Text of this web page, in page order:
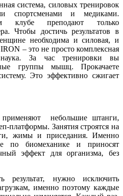
система, силовых тренировок
спортсменами и медиками.
преподают только
Чтобы достичь результатов в
необходима и силовая, и
– это не просто комплексная
За час тренировки вы
группы мышц. Прокачаете
Это эффективно сжигает
небольшие штанги,
платформы. Занятия строятся на
жимы и приседания. Именно
по биомеханике и приносят
эффект для организма, без
результат, нужно исключить
именно поэтому каждые